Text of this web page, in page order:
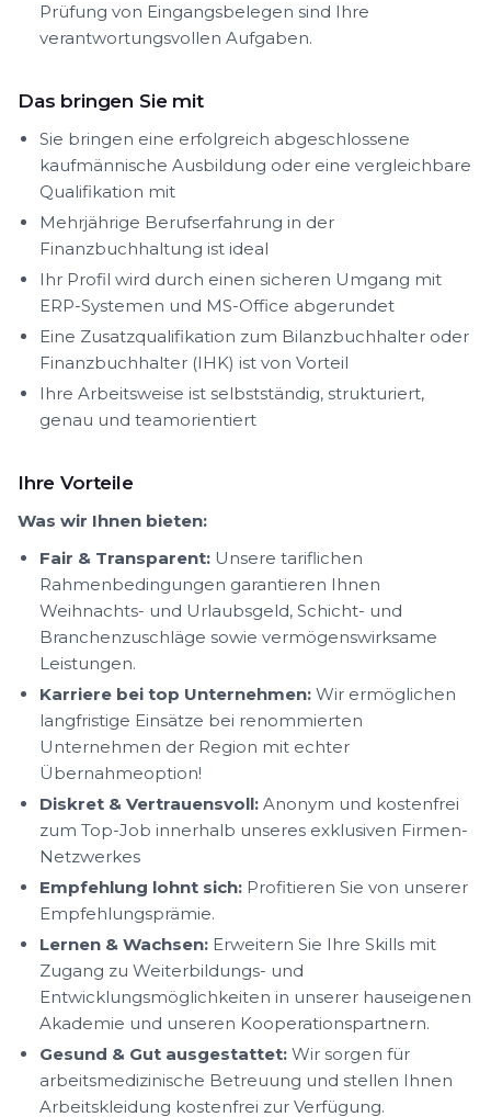
Prüfung von Eingangsbelegen sind Ihre
verantwortungsvollen Aufgaben.
Das bringen Sie mit
Sie bringen eine erfolgreich abgeschlossene
kaufmännische Ausbildung oder eine vergleichbare
Qualifikation mit
Mehrjährige Berufserfahrung in der
Finanzbuchhaltung ist ideal
Ihr Profil wird durch einen sicheren Umgang mit
ERP-Systemen und MS-Office abgerundet
Eine Zusatzqualifikation zum Bilanzbuchhalter oder
Finanzbuchhalter (IHK) ist von Vorteil
Ihre Arbeitsweise ist selbstständig, strukturiert,
genau und teamorientiert
Ihre Vorteile
Was wir Ihnen bieten:
Fair & Transparent: Unsere tariflichen
Rahmenbedingungen garantieren Ihnen
Weihnachts- und Urlaubsgeld, Schicht- und
Branchenzuschläge sowie vermögenswirksame
Leistungen.
Karriere bei top Unternehmen: Wir ermöglichen
langfristige Einsätze bei renommierten
Unternehmen der Region mit echter
Übernahmeoption!
Diskret & Vertrauensvoll: Anonym und kostenfrei
zum Top-Job innerhalb unseres exklusiven Firmen-
Netzwerkes
Empfehlung lohnt sich: Profitieren Sie von unserer
Empfehlungsprämie.
Lernen & Wachsen: Erweitern Sie Ihre Skills mit
Zugang zu Weiterbildungs- und
Entwicklungsmöglichkeiten in unserer hauseigenen
Akademie und unseren Kooperationspartnern.
Gesund & Gut ausgestattet: Wir sorgen für
arbeitsmedizinische Betreuung und stellen Ihnen
Arbeitskleidung kostenfrei zur Verfügung.